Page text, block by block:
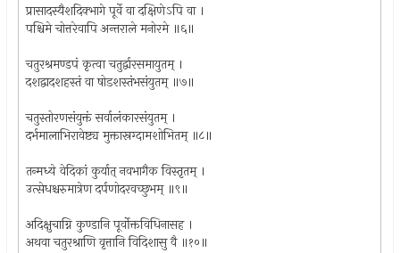
प्रासादस्यैशदिक्भागे पूर्वे वा दक्षिणेऽपि वा ।
पश्चिमे चोत्तरेवापि अन्तराले मनोरमे ॥६॥
चतुरश्रमण्डपं कृत्वा चतुर्द्वारसमायुतम् ।
दशद्वादशहस्तं वा षोडशस्तंभसंयुतम् ॥७॥
चतुस्तोरणसंयुक्तं सर्वालंकारसंयुतम् ।
दर्भमालाभिरावेष्ट्य मुक्तास्रग्दामशोभितम् ॥८॥
तन्मध्ये वेदिकां कुर्यात् नवभागैक विस्तृतम् ।
उत्सेधश्चरुमात्रेण दर्पणोदरवच्छुभम् ॥९॥
अदिक्षुचाग्नि कुण्डानि पूर्वोक्तविधिनासह ।
अथवा चतुरश्राणि वृत्तानि विदिशासु वै ॥१०॥